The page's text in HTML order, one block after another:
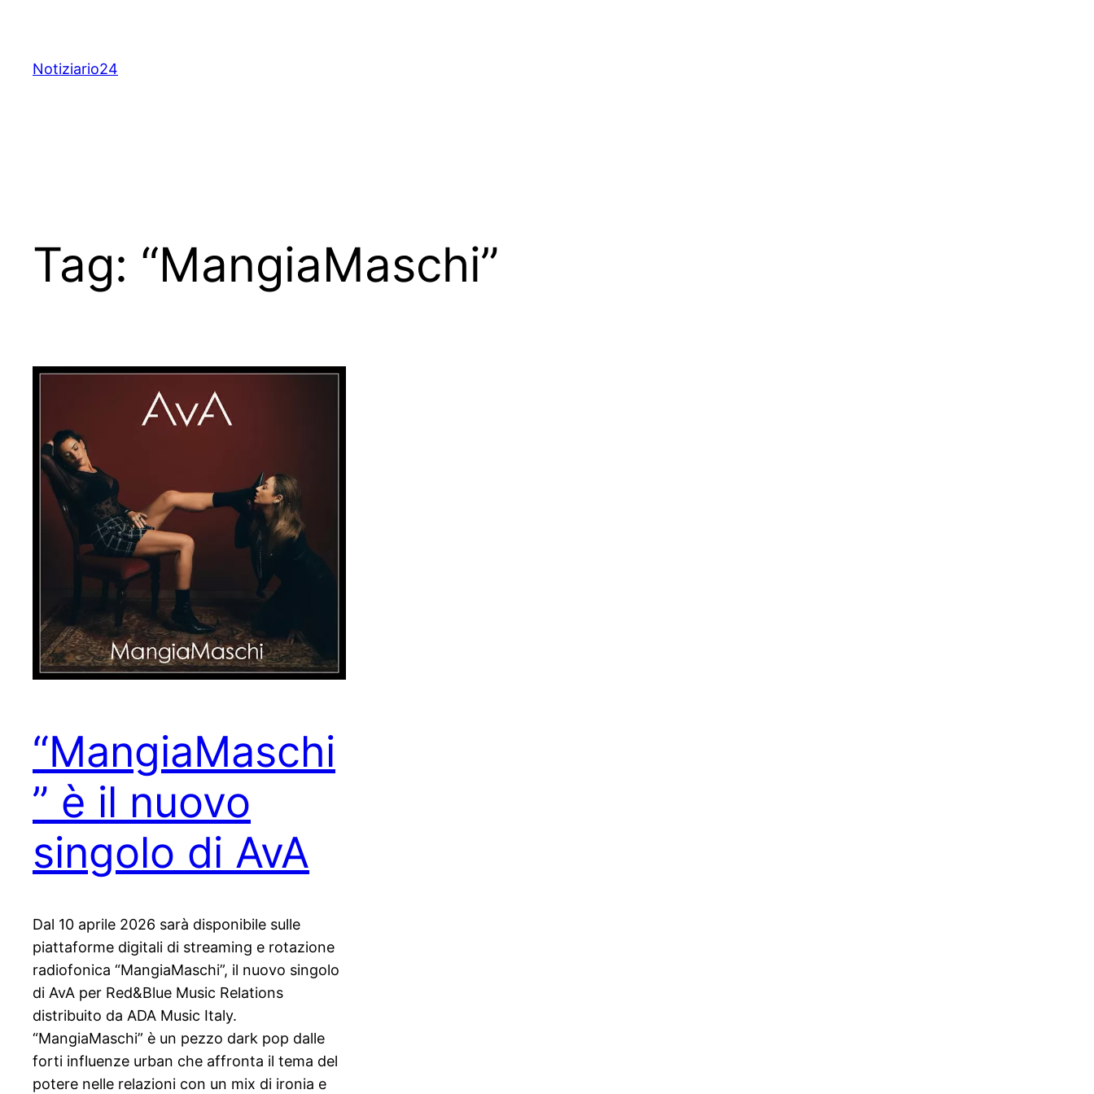
content
Notiziario24
Tag: “MangiaMaschi”
“MangiaMaschi
” è il nuovo
singolo di AvA
Dal 10 aprile 2026 sarà disponibile sulle
piattaforme digitali di streaming e rotazione
radiofonica “MangiaMaschi”, il nuovo singolo
di AvA per Red&Blue Music Relations
distribuito da ADA Music Italy.
“MangiaMaschi” è un pezzo dark pop dalle
forti influenze urban che affronta il tema del
potere nelle relazioni con un mix di ironia e